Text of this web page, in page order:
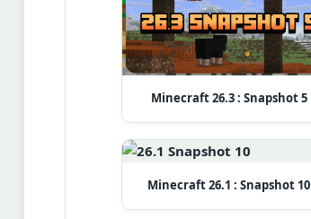
Minecraft 26.3 : Snapshot 5
Minecraft 26.1 : Snapshot 10